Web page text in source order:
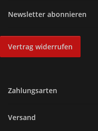
Newsletter abonnieren
Vertrag widerrufen
Zahlungsarten
Versand